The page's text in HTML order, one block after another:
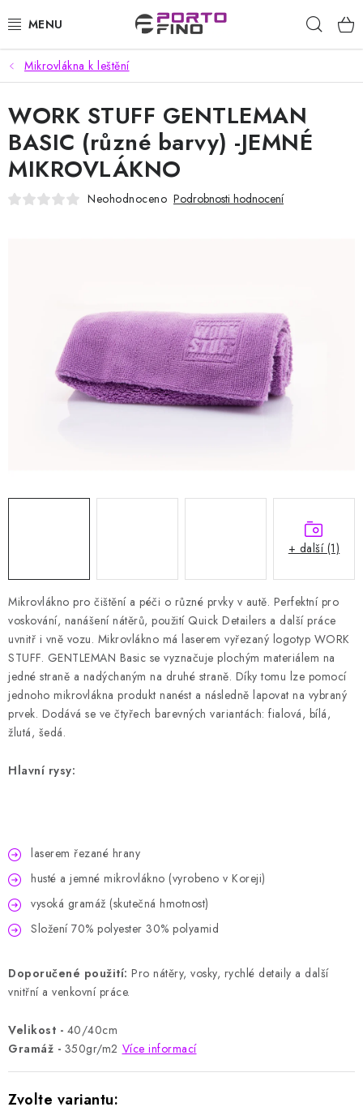
na
CHEMIE A PÉČE O VOZIDLA
PŘÍSLUŠENSTVÍ A ND K AUTOMYČKÁM
VYSOKOTLAKÉ A ČISTÍCÍ STROJE
VYSAVAČE, TEPOVAČE
CHEMIE - BEZKONTAKTNÍ MYČKY
HODNOCENÍ OBCHODU
Jak nakupovat O nás
Kontakty
Mikrovlákna k leštění
Mikrovlákno pro čištění a péči o různé prvky v autě. Perfektní pro
voskování, nanášení nátěrů, použití Quick Detailers a další práce
uvnitř i vně vozu. Mikrovlákno má laserem vyřezaný logotyp WORK
STUFF. GENTLEMAN Basic se vyznačuje plochým materiálem na
jedné straně a nadýchaným na druhé straně. Díky tomu lze pomocí
jednoho mikrovlákna produkt nanést a následně lapovat na vybraný
prvek. Dodává se ve čtyřech barevných variantách: fialová, bílá,
žlutá, šedá.
Hlavní rysy:
laserem řezané hrany
husté a jemné mikrovlákno (vyrobeno v Koreji)
vysoká gramáž (skutečná hmotnost)
Složení 70% polyester 30% polyamid
Doporučené použití: Pro nátěry, vosky, rychlé detaily a další
vnitřní a venkovní práce.
Velikost - 40/40cm
Gramáž - 350gr/m2 Více informací
WORK STUFF GENTLEMAN
BASIC (různé barvy) -JEMNÉ
MIKROVLÁKNO
Neohodnoceno Podrobnosti hodnocení
+ další (1)